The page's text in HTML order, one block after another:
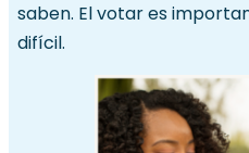
saben. El votar es
difícil.